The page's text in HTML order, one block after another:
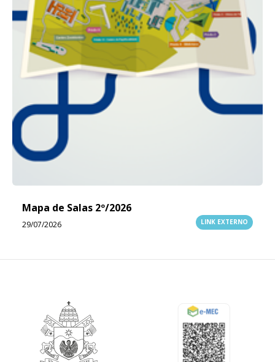
Mapa de Salas 2º/2026
29/07/2026 LINK EXTERNO